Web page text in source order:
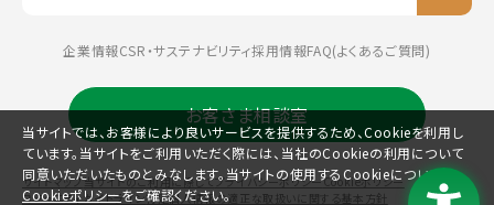
企業情報CSR・サステナビリティ採用情報FAQ(よくあるご質問)
お客さま相談室
サイトマップ当サイトのご利用に際してプライバシーポリシーCookieポリシー
コミュニティガイドライン特定個人情報の適正な取扱いに関する基本方針
当サイトでは、お客様により良いサービスを提供するため、Cookieを利用し
ています。当サイトをご利用いただく際には、当社のCookieの利用について
同意いただいたものとみなします。当サイトの使用するCookieについては、
Cookieポリシーをご確認ください。